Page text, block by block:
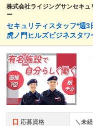
株式会社ライジングサンセキ
ー
セキュリティスタッフ*週
虎ノ門ヒルズビジネスタワ
応募資格